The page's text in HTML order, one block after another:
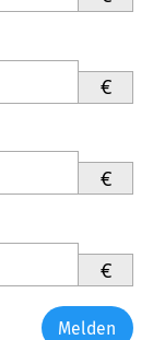
€
€
€
Melden